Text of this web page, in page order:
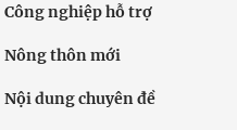
Công nghiệp hỗ trợ
Nông thôn mới
Nội dung chuyên đề